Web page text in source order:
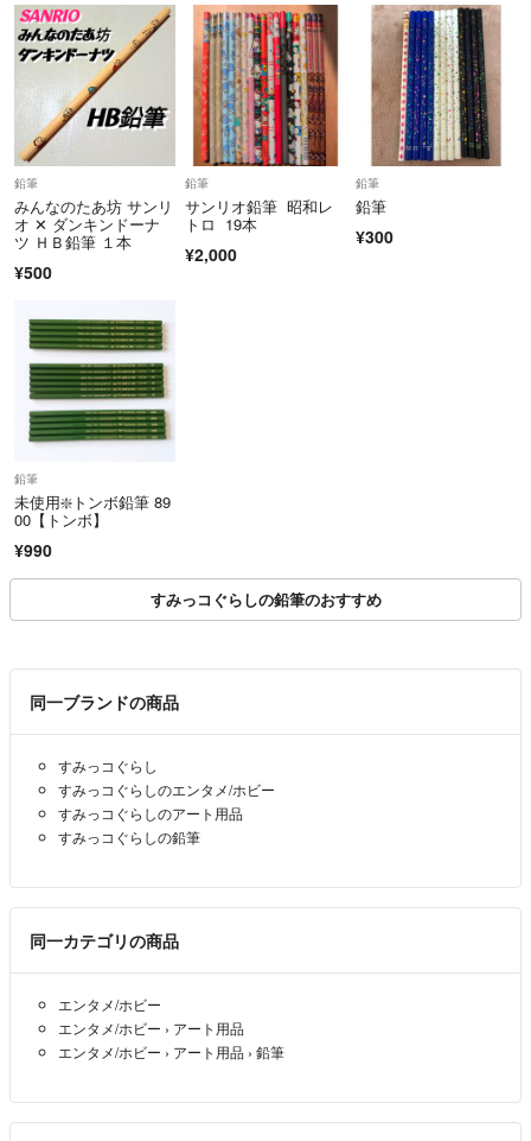
鉛筆
みんなのたあ坊 サンリ
オ ✕ ダンキンドーナ
ツ ＨＢ鉛筆 １本
¥500
鉛筆
サンリオ鉛筆 昭和レ
トロ 19本
¥2,000
鉛筆
鉛筆
¥300
鉛筆
未使用❇️トンボ鉛筆 89
00【トンボ】
¥990
すみっコぐらしの鉛筆のおすすめ
同一ブランドの商品
すみっコぐらし
すみっコぐらしのエンタメ/ホビー
すみっコぐらしのアート用品
すみっコぐらしの鉛筆
同一カテゴリの商品
エンタメ/ホビー
エンタメ/ホビー › アート用品
エンタメ/ホビー › アート用品 › 鉛筆